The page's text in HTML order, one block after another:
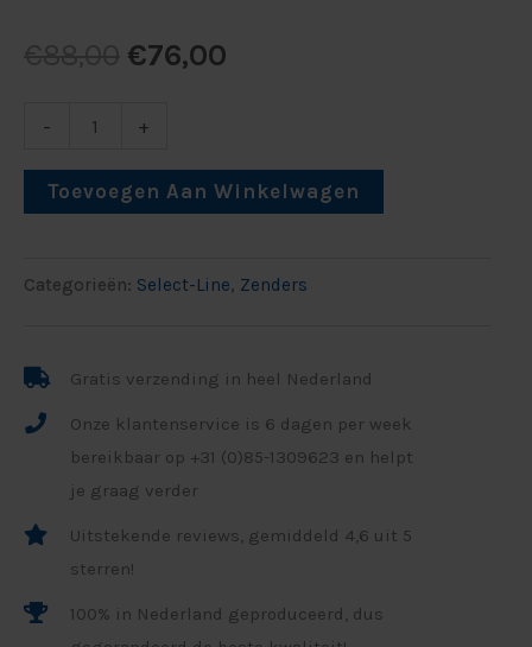
€76,00
- +
Toevoegen Aan Winkelwagen
Categorieën: Select-Line, Zenders
Gratis verzending in heel Nederland
Onze klantenservice is 6 dagen per week
bereikbaar op +31 (0)85-1309623 en helpt
je graag verder
Uitstekende reviews, gemiddeld 4,6 uit 5
sterren!
100% in Nederland geproduceerd, dus